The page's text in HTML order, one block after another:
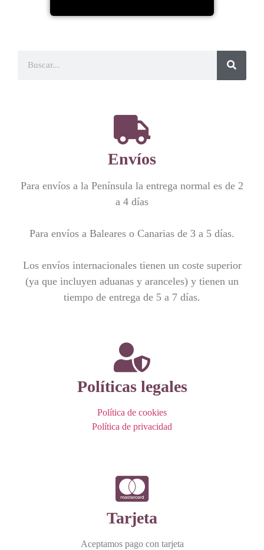
Envíos
Para envíos a la Península la entrega normal es de 2
a 4 días
Para envíos a Baleares o Canarias de 3 a 5 días.
Los envíos internacionales tienen un coste superior
(ya que incluyen aduanas y aranceles) y tienen un
tiempo de entrega de 5 a 7 días.
Políticas legales
Política de cookies
Política de privacidad
Tarjeta
Aceptamos pago con tarjeta